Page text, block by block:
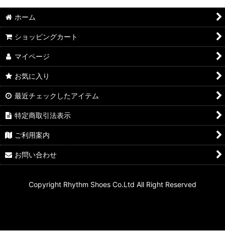
ホーム
ショッピングカート
マイページ
お気に入り
最近チェックしたアイテム
特定商取引法表示
ご利用案内
お問い合わせ
Copyright Rhythm Shoes Co.Ltd All Right Reserved